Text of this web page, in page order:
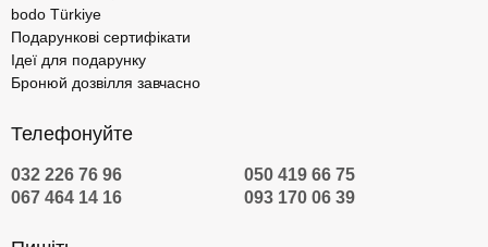
bodo Türkiye
Подарункові сертифікати
Ідеї для подарунку
Бронюй дозвілля завчасно
Телефонуйте
032 226 76 96
050 419 66 75
067 464 14 16
093 170 06 39